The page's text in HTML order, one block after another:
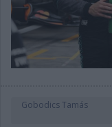
Gobodics Tamás